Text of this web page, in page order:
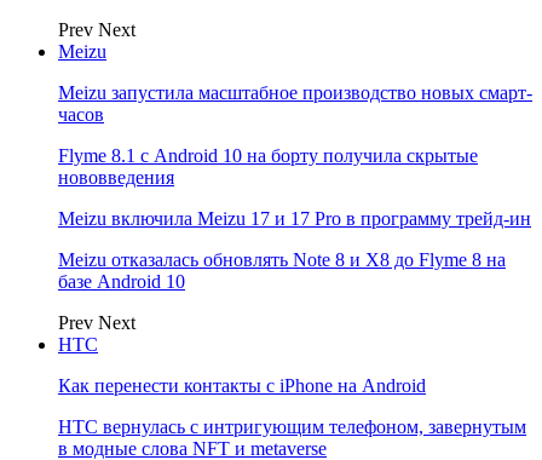
Prev Next
Meizu
Meizu запустила масштабное производство новых смарт-
часов
Flyme 8.1 с Android 10 на борту получила скрытые
нововведения
Meizu включила Meizu 17 и 17 Pro в программу трейд-ин
Meizu отказалась обновлять Note 8 и X8 до Flyme 8 на
базе Android 10
Prev Next
НТС
Как перенести контакты с iPhone на Android
HTC вернулась с интригующим телефоном, завернутым
в модные слова NFT и metaverse